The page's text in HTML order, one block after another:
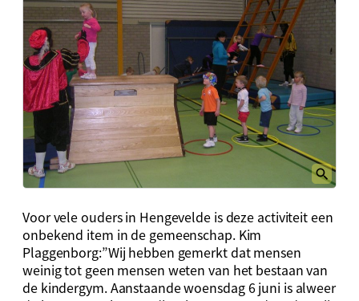
Voor vele ouders in Hengevelde is deze activiteit een
onbekend item in de gemeenschap. Kim
Plaggenborg:”Wij hebben gemerkt dat mensen
weinig tot geen mensen weten van het bestaan van
de kindergym. Aanstaande woensdag 6 juni is alweer